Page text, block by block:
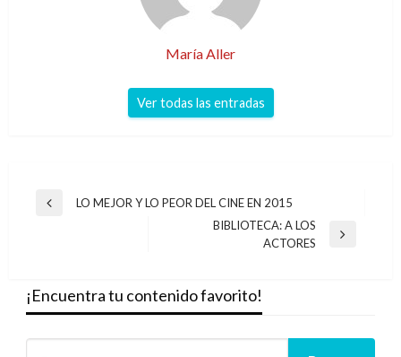
María Aller
Ver todas las entradas
Navegación
Entrada
LO MEJOR Y LO PEOR DEL CINE EN 2015
BIBLIOTECA: A LOS
ACTORES
¡Encuentra tu contenido favorito!